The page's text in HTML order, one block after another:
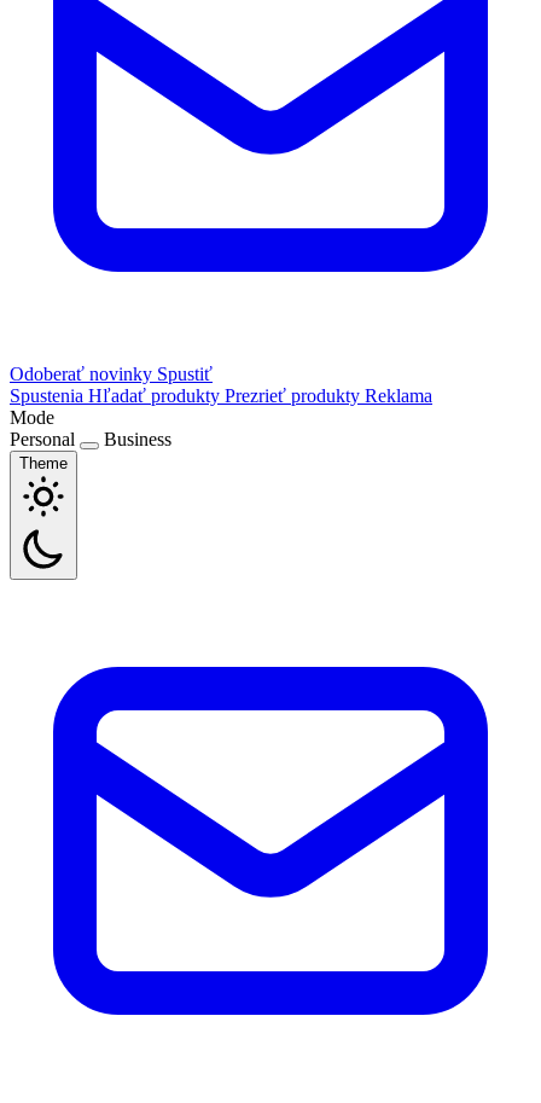
Odoberať novinky Spustiť
Spustenia Hľadať produkty Prezrieť produkty Reklama
Mode
Personal
Business
Theme